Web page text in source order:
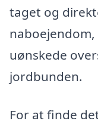
taget og
uønskede
jordbunden.
For at finde